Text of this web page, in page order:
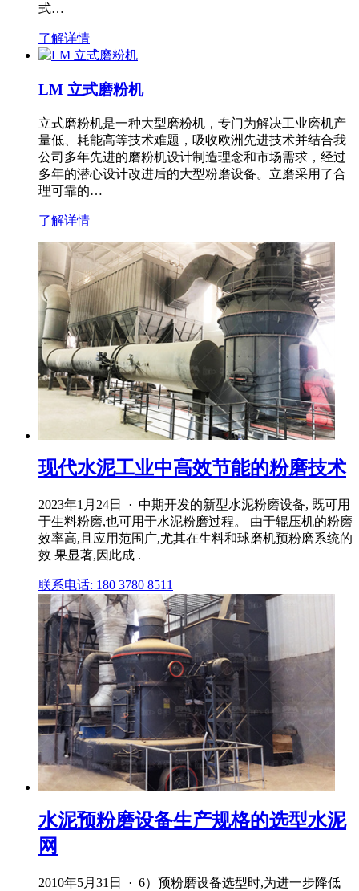
式…
了解详情
LM 立式磨粉机
立式磨粉机是一种大型磨粉机，专门为解决工业磨机产
量低、耗能高等技术难题，吸收欧洲先进技术并结合我
公司多年先进的磨粉机设计制造理念和市场需求，经过
多年的潜心设计改进后的大型粉磨设备。立磨采用了合
理可靠的…
了解详情
现代水泥工业中高效节能的粉磨技术
2023年1月24日 · 中期开发的新型水泥粉磨设备, 既可用
于生料粉磨,也可用于水泥粉磨过程。 由于辊压机的粉磨
效率高,且应用范围广,尤其在生料和球磨机预粉磨系统的
效 果显著,因此成 .
联系电话: 180 3780 8511
水泥预粉磨设备生产规格的选型水泥
网
2010年5月31日 · 6）预粉磨设备选型时,为进一步降低